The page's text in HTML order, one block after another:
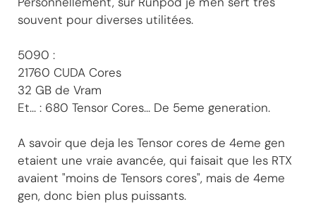
souvent pour diverses utilitées.
5090 :
21760 CUDA Cores
32 GB de Vram
Et... : 680 Tensor Cores... De 5eme generation.
A savoir que deja les Tensor cores de 4eme gen
etaient une vraie avancée, qui faisait que les RTX
avaient "moins de Tensors cores", mais de 4eme
gen, donc bien plus puissants.